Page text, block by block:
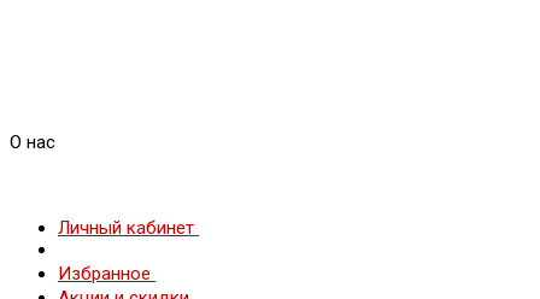
О нас
Личный кабинет
Избранное